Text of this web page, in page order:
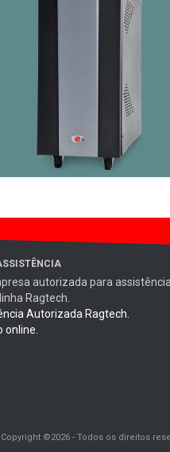
autorizada para assistência
Ragtech.
Autorizada Ragtech.
online.
Copyright ©2026 - Todos os direitos